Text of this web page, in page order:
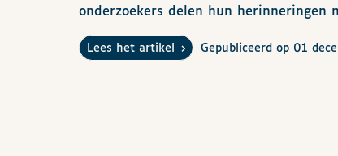
onderzoekers delen hun herinneringen
Lees het artikel Gepubliceerd op 01